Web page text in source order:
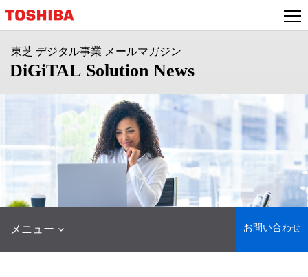
ジ
ャ
プ
メニュー お問い合わせ